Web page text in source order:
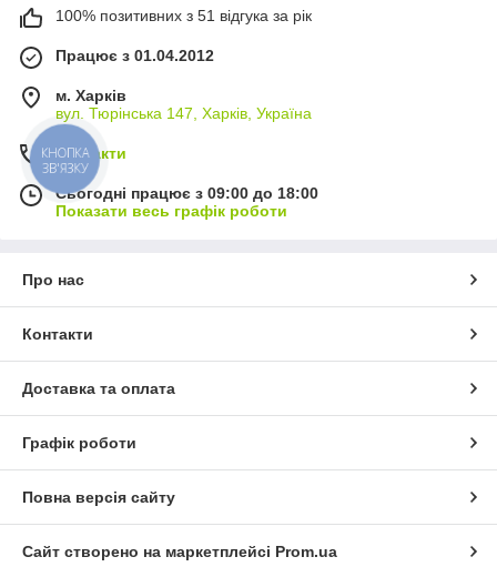
100% позитивних з 51 відгука за рік
Працює з 01.04.2012
м. Харків
вул. Тюрінська 147, Харків, Україна
Контакти
Сьогодні працює з 09:00 до 18:00
Показати весь графік роботи
Про нас
Контакти
Доставка та оплата
Графік роботи
Повна версія сайту
Сайт створено на маркетплейсі Prom.ua
КНОПКА
ЗВ'ЯЗКУ